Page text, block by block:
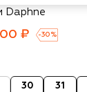
Daphne
₽ -30 %
30
31